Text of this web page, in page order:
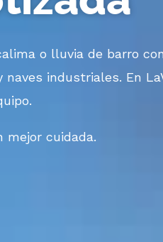
o lluvia de barro
naves industriales. En
.
mejor cuidada.